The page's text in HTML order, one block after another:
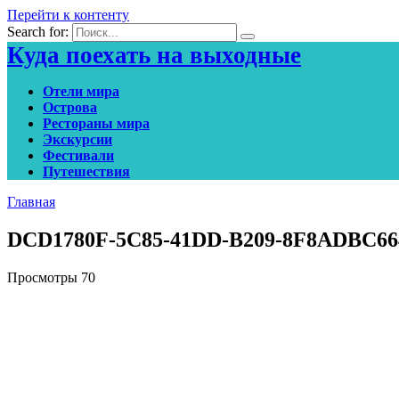
Перейти к контенту
Search for:
Куда поехать на выходные
Отели мира
Острова
Рестораны мира
Экскурсии
Фестивали
Путешествия
Главная
DCD1780F-5C85-41DD-B209-
Просмотры 70